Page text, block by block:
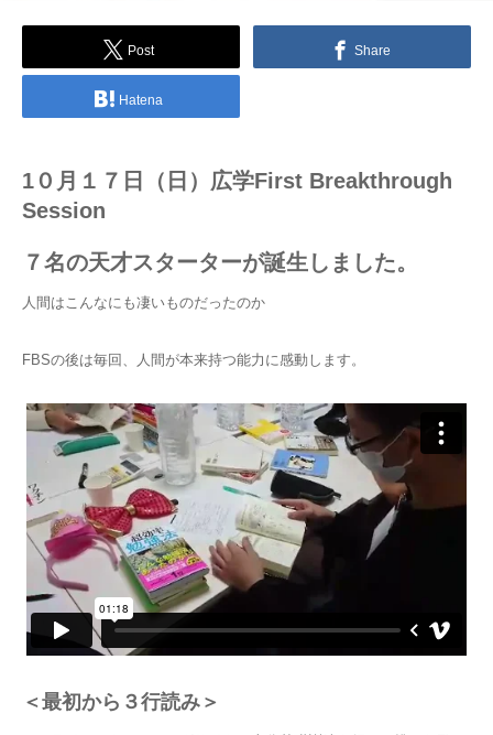
Post Share
Hatena
1０月１７日（日）広学First Breakthrough
Session
７名の天才スターターが誕生しました。
人間はこんなにも凄いものだったのか
FBSの後は毎回、人間が本来持つ能力に感動します。
＜最初から３行読み＞